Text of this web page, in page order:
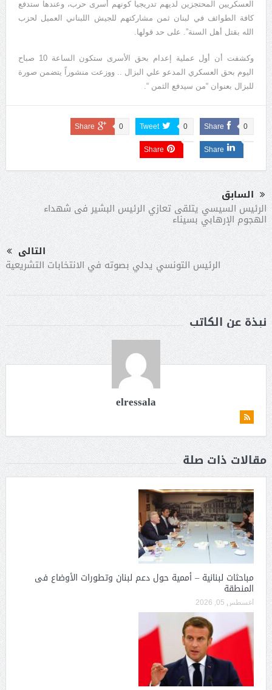
العسكريين المحتجزين لديهم تدريجيا كونهم أسرى حرب، وعندها ستدفع
كافة الطوائف في لبنان ثمن مشاركتهم للجيش اللبناني العميل لحزب
الله بقتل أهل السنة”. على حد قولها.
وكشفت أن أول عملية إعدام بحق الأسرى ستكون الساعة 10 صباح
اليوم بحق العسكري المدعو علي البزال .. ووزعت منشوراً يتضمن صورة
للبزال بعنوان “من سيدفع الثمن “.
Share 0
Tweet 0
Share 0
Share
Share
السابق
الرئيس السيسي يتلقى تعازي الرئيس البشير فى شهداء
الهجوم الإرهابي بسيناء
التالى
الرئيس التونسي يدلي بصوته في الانتخابات التشريعية
نبذة عن الكاتب
elressala
مقالات ذات صلة
مباحثات لبنانية – أممية حول دعم لبنان وتطورات الأوضاع فى
المنطقة
أغسطس 05, 2026